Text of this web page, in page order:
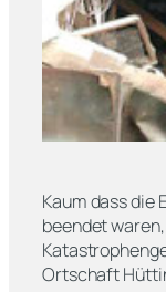
Kaum dass die
beendet
Ortschaft